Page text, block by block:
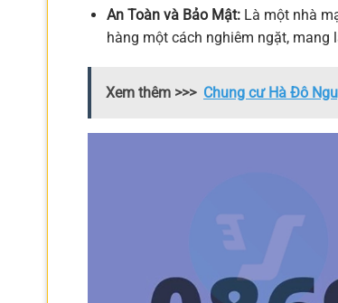
An Toàn và Bảo Mật:Là một nhà
hàng một cách nghiêm ngặt,
Xem thêm >>> Chung cư Hà Đô